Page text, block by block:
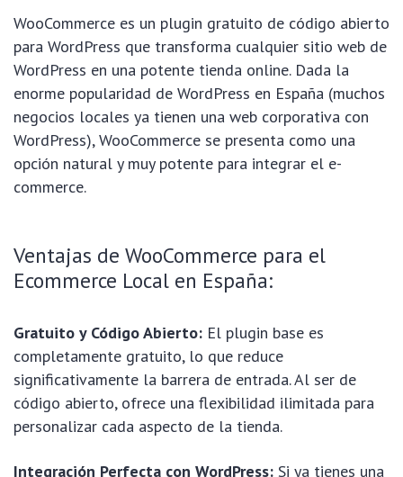
WooCommerce es un plugin gratuito de código abierto
para WordPress que transforma cualquier sitio web de
WordPress en una potente tienda online. Dada la
enorme popularidad de WordPress en España (muchos
negocios locales ya tienen una web corporativa con
WordPress), WooCommerce se presenta como una
opción natural y muy potente para integrar el e-
commerce.
Ventajas de WooCommerce para el
Ecommerce Local en España:
Gratuito y Código Abierto: El plugin base es
completamente gratuito, lo que reduce
significativamente la barrera de entrada. Al ser de
código abierto, ofrece una flexibilidad ilimitada para
personalizar cada aspecto de la tienda.
Integración Perfecta con WordPress: Si ya tienes una